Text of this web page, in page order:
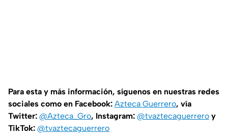
Para esta y más información, síguenos en nuestras redes
sociales como en Facebook: Azteca Guerrero, vía
Twitter: @Azteca_Gro, Instagram: @tvaztecaguerrero y
TikTok: @tvaztecaguerrero